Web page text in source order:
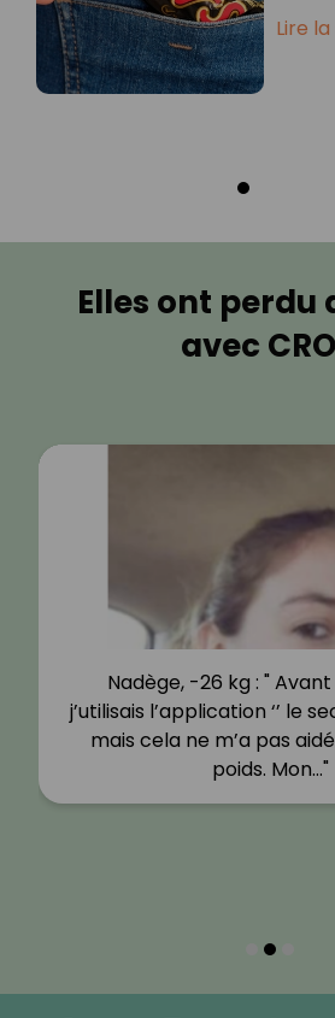
Lire
Elles ont perdu
avec
Nadège, -26 kg : " Avant
j’utilisais l’application ‘’ le
mais cela ne m’a pas
poids. Mon…"